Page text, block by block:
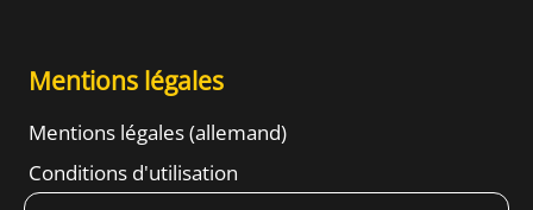
Mentions légales
Mentions légales (allemand)
Conditions d'utilisation